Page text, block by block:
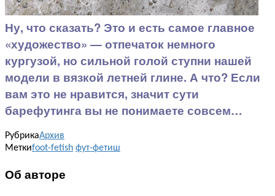
Ну, что сказать? Это и есть самое главное
«художество» — отпечаток немного
кургузой, но сильной голой ступни нашей
модели в вязкой летней глине. А что? Если
вам это не нравится, значит сути
барефутинга вы не понимаете совсем…
РубрикаАрхив
Меткиfoot-fetish фут-фетиш
Об авторе